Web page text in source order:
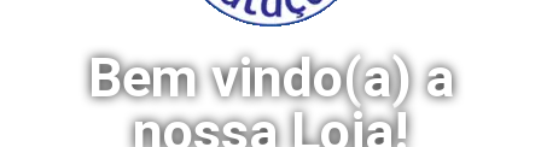
Bem vindo(a) a
nossa Loja!